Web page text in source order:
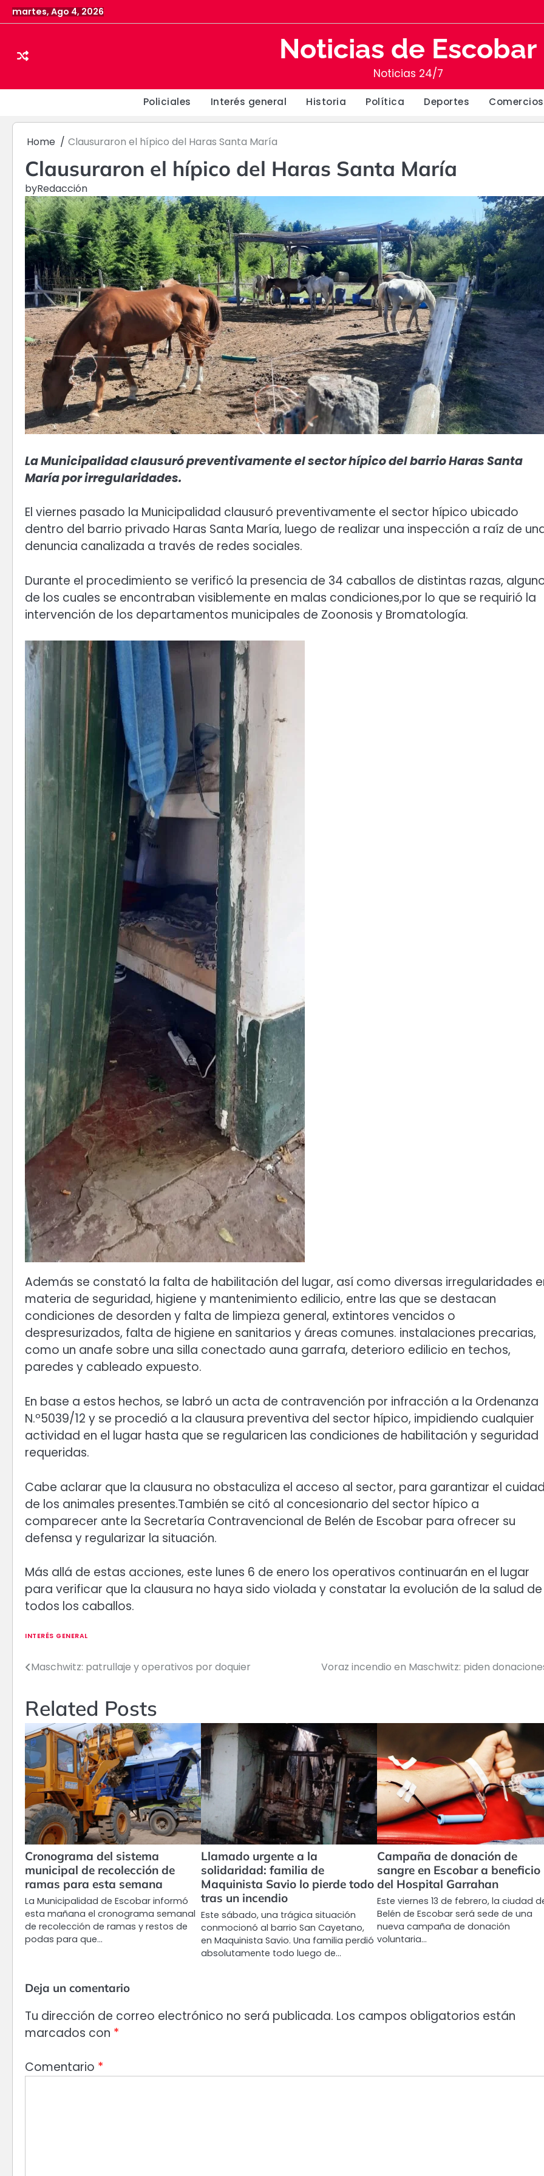
Skip
to
martes, Ago 4, 2026
Noticias de Escobar
Noticias 24/7
Policiales Interés general Historia Política Deportes Comercios
Home Clausuraron el hípico del Haras Santa María
Clausuraron el hípico del Haras Santa María
byRedacción
La Municipalidad clausuró preventivamente el sector hípico del barrio Haras Santa
María por irregularidades.
El viernes pasado la Municipalidad clausuró preventivamente el sector hípico ubicado
dentro del barrio privado Haras Santa María, luego de realizar una inspección a raíz de
denuncia canalizada a través de redes sociales.
Durante el procedimiento se verificó la presencia de 34 caballos de distintas razas,
de los cuales se encontraban visiblemente en malas condiciones,por lo que se requirió la
intervención de los departamentos municipales de Zoonosis y Bromatología.
Además se constató la falta de habilitación del lugar, así como diversas irregularidades
materia de seguridad, higiene y mantenimiento edilicio, entre las que se destacan
condiciones de desorden y falta de limpieza general, extintores vencidos o
despresurizados, falta de higiene en sanitarios y áreas comunes. instalaciones precarias,
como un anafe sobre una silla conectado auna garrafa, deterioro edilicio en techos,
paredes y cableado expuesto.
En base a estos hechos, se labró un acta de contravención por infracción a la Ordenanza
N.º5039/12 y se procedió a la clausura preventiva del sector hípico, impidiendo cualquier
actividad en el lugar hasta que se regularicen las condiciones de habilitación y seguridad
requeridas.
Cabe aclarar que la clausura no obstaculiza el acceso al sector, para garantizar el
de los animales presentes.También se citó al concesionario del sector hípico a
comparecer ante la Secretaría Contravencional de Belén de Escobar para ofrecer su
defensa y regularizar la situación.
Más allá de estas acciones, este lunes 6 de enero los operativos continuarán en el lugar
para verificar que la clausura no haya sido violada y constatar la evolución de la salud de
todos los caballos.
INTERÉS GENERAL
Navegación
entradas
Maschwitz: patrullaje y operativos por doquier Voraz incendio en Maschwitz: piden
Related Posts
Cronograma del sistema
municipal de recolección de
ramas para esta semana
La Municipalidad de Escobar informó
esta mañana el cronograma semanal
de recolección de ramas y restos de
podas para que…
Llamado urgente a la
solidaridad: familia de
Maquinista Savio lo pierde todo
tras un incendio
Este sábado, una trágica situación
conmocionó al barrio San Cayetano,
en Maquinista Savio. Una familia perdió
absolutamente todo luego de…
Campaña de donación de
sangre en Escobar a beneficio
del Hospital Garrahan
Este viernes 13 de febrero, la ciudad
Belén de Escobar será sede de una
nueva campaña de donación
voluntaria…
Deja un comentario
Tu dirección de correo electrónico no será publicada. Los campos obligatorios están
marcados con *
Comentario *